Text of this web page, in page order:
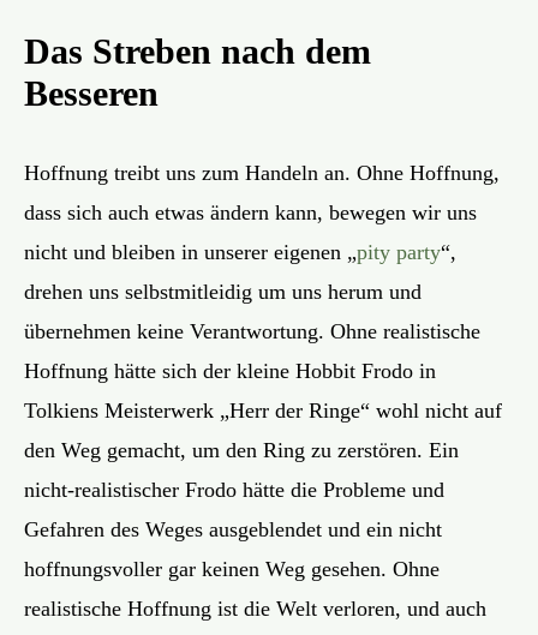
Das Streben nach dem
Besseren
Hoffnung treibt uns zum Handeln an. Ohne Hoffnung,
dass sich auch etwas ändern kann, bewegen wir uns
nicht und bleiben in unserer eigenen „pity party“,
drehen uns selbstmitleidig um uns herum und
übernehmen keine Verantwortung. Ohne realistische
Hoffnung hätte sich der kleine Hobbit Frodo in
Tolkiens Meisterwerk „Herr der Ringe“ wohl nicht auf
den Weg gemacht, um den Ring zu zerstören. Ein
nicht-realistischer Frodo hätte die Probleme und
Gefahren des Weges ausgeblendet und ein nicht
hoffnungsvoller gar keinen Weg gesehen. Ohne
realistische Hoffnung ist die Welt verloren, und auch